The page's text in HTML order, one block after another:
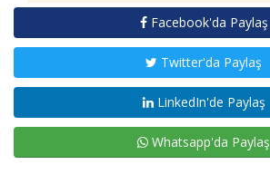
Facebook'da Paylaş
Twitter'da Paylaş
LinkedIn'de Paylaş
Whatsapp'da Paylaş